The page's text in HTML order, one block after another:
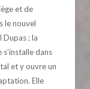
et de
le nouvel
Dupas ; la
dans
et y ouvre un
Elle